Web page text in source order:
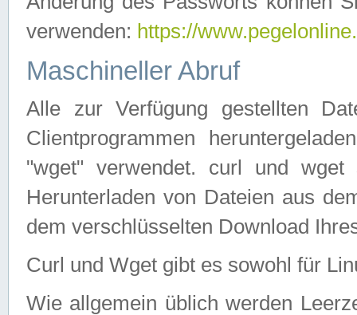
verwenden: https://
Maschineller Abruf
Alle zur Verfügung gestellten
Clientprogrammen
"wget" verwendet. curl und wget
Herunterladen von Dateien aus
dem verschlüsselten Download
Curl und Wget gibt es sowohl für
Wie allgemein üblich werden